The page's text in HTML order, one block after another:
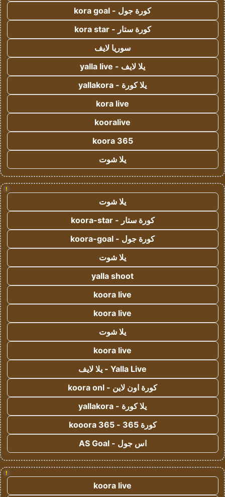
كورة جول - kora goal
كورة ستار - kora star
سوريا لايف
يلا لايف - yalla live
يلا كورة - yallakora
kora live
kooralive
koora 365
يلا شوت
!
يلا شوت
كورة ستار - koora-star
كورة جول - koora-goal
يلا شوت
yalla shoot
koora live
koora live
يلا شوت
koora live
Yalla Live - يلا لايف
كورة اون لاين - koora onl
يلا كورة - yallakora
كورة 365 - kooora 365
اس جول - AS Goal
!
koora live